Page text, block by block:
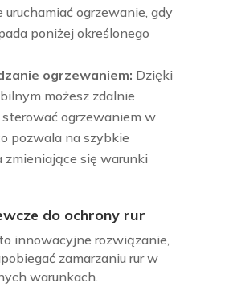
ogrzewanie, gdy
poniżej określonego
ogrzewaniem: Dzięki
możesz zdalnie
ogrzewaniem w
pozwala na szybkie
zmieniające się warunki
do ochrony rur
innowacyjne rozwiązanie,
zamarzaniu rur w
warunkach.